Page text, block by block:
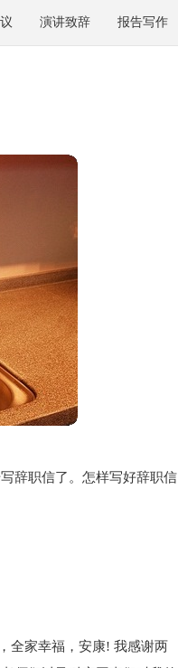
演讲致辞 报告写作
辞职信了。怎样写好辞职信
全家幸福，安康! 我感谢两